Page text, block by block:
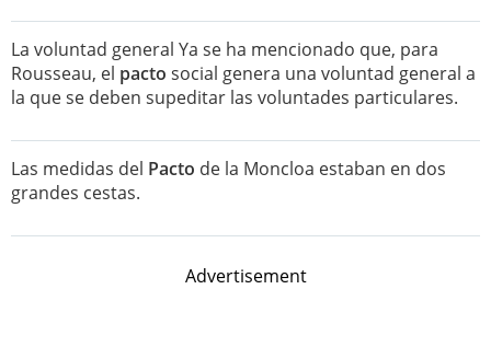
La voluntad general Ya se ha mencionado que, para
Rousseau, el pacto social genera una voluntad general a
la que se deben supeditar las voluntades particulares.
Las medidas del Pacto de la Moncloa estaban en dos
grandes cestas.
Advertisement